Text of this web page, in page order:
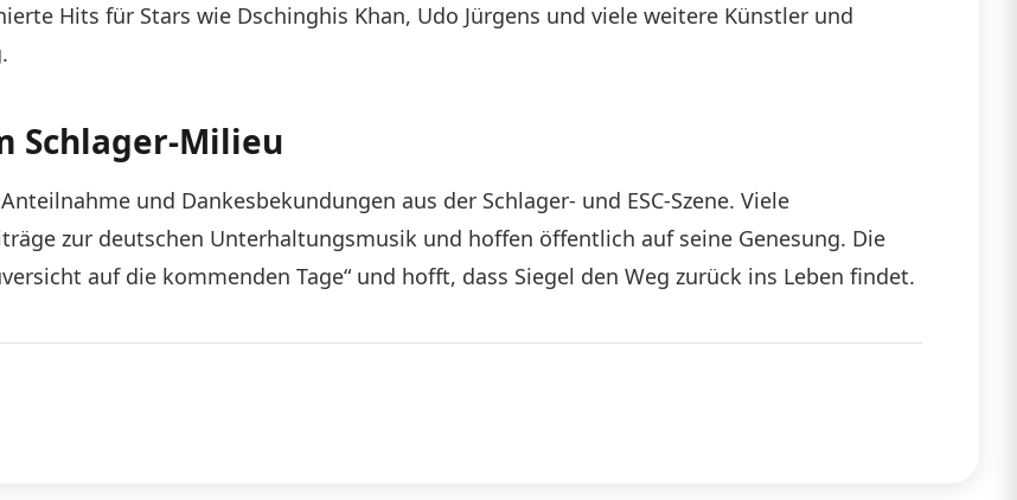
Hits für Stars wie Dschinghis Khan, Udo Jürgens und viele weitere Künstler und
Schlager-Milieu
und Dankesbekundungen aus der Schlager- und ESC-Szene. Viele
zur deutschen Unterhaltungsmusik und hoffen öffentlich auf seine Genesung. Die
auf die kommenden Tage“ und hofft, dass Siegel den Weg zurück ins Leben findet.